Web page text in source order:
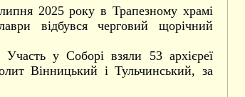
2025 року в Трапезному храмі
відбувся черговий щорічний
у Соборі взяли 53 архієреї
Вінницький і Тульчинський, за